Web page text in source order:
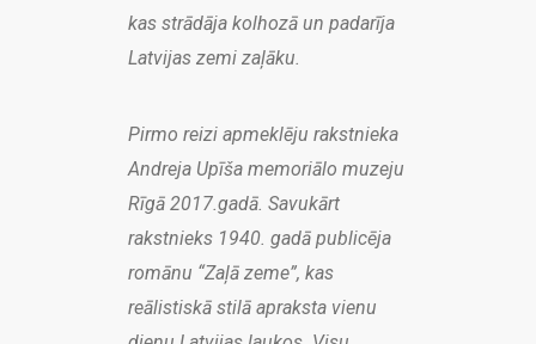
kas strādāja kolhozā un padarīja
Latvijas zemi zaļāku.
Pirmo reizi apmeklēju rakstnieka
Andreja Upīša memoriālo muzeju
Rīgā 2017.gadā. Savukārt
rakstnieks 1940. gadā publicēja
romānu “Zaļā zeme”, kas
reālistiskā stilā apraksta vienu